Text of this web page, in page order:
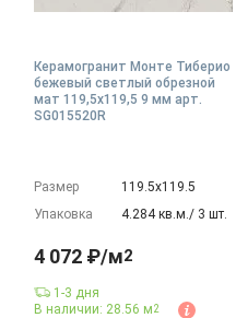
Керамогранит Монте Тиберио
бежевый светлый обрезной
мат 119,5x119,5 9 мм арт.
SG015520R
Размер
119.5х119.5
Упаковка
4.284 кв.м./ 3 шт.
4 072 ₽/м2
1-3 дня
В наличии: 28.56 м2